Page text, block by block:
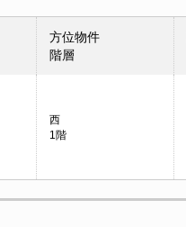
方位物件
階層
西
1階